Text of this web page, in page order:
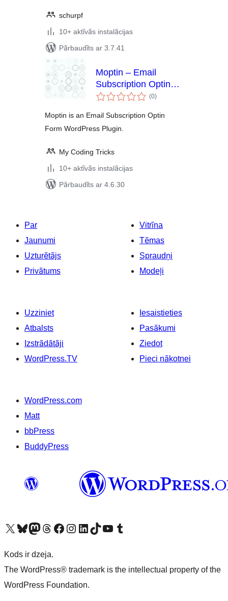
schurpf
10+ aktīvās instalācijas
Pārbaudīts ar 3.7.41
Moptin – Email
Subscription Optin
form
(0vērtējumu
kopsumma
)
Moptin is an Email Subscription Optin
Form WordPress Plugin.
My Coding Tricks
10+ aktīvās instalācijas
Pārbaudīts ar 4.6.30
Par
Jaunumi
Uzturētājs
Privātums
Vitrīna
Tēmas
Spraudņi
Modeļi
Uzziniet
Atbalsts
Izstrādātāji
WordPress.TV
Iesaistieties
Pasākumi
Ziedot
Pieci nākotnei
WordPress.com
Matt
bbPress
BuddyPress
Apmeklējiet mūsu X (agrāk Twitter) kontu
Apmeklējiet mūsu Bluesky kontu
Apmeklējiet mūsu Mastodon kontu
Apmeklējiet mūsu Threads kontu
Apmeklējiet mūsu Facebook lapuApmeklējiet mūsu Instagram kontu
Apmeklējiet mūsu LinkedIn kontu
Apmeklējiet mūsu TikTok kontu
Apmeklējiet mūsu YouTube kanālu
Apmeklējiet mūsu Tumblr kontu
Kods ir dzeja.
The WordPress® trademark is the intellectual property of the
WordPress Foundation.